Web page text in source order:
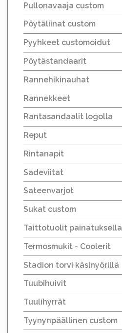
Pullonavaaja custom
Pöytäliinat custom
Pyyhkeet customoidut
Pöytästandaarit
Rannehikinauhat
Rannekkeet
Rantasandaalit logolla
Reput
Rintanapit
Sadeviitat
Sateenvarjot
Sukat custom
Taittotuolit painatuksella
Termosmukit - Coolerit
Stadion torvi käsinyörillä
Tuubihuivit
Tuulihyrrät
Tyynynpäällinen custom